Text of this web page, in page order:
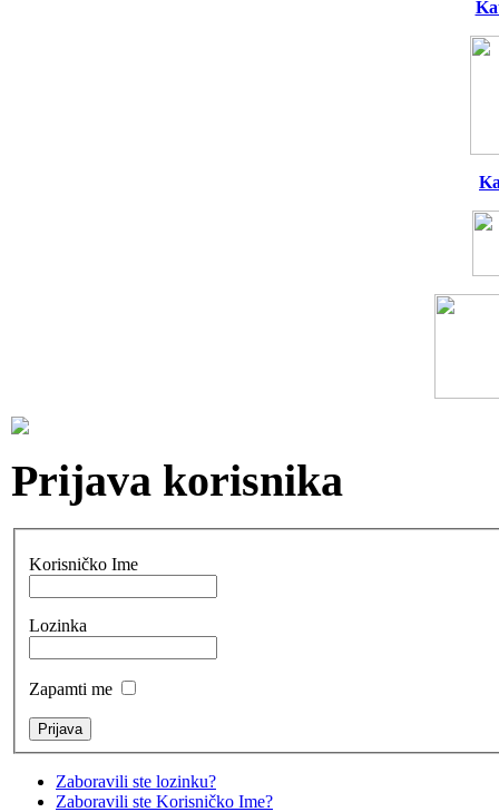
Prijava korisnika
Korisničko Ime
Lozinka
Zapamti me
Zaboravili ste lozinku?
Zaboravili ste Korisničko Ime?